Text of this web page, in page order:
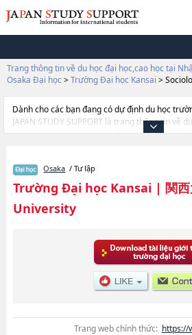
Trang thông tin về du học đại học,cao học tại
Osaka Đại học > Trường Đại học Kansai >
Dành cho các bạn đang có dự định du học
JAPAN STUDY SUPPORT là trang thông tin về
học sinh nước ngoài, được đồng vận hành bởi
KansaihoặcNgành LettershoặcNgành
EconomicshoặcNgành Business and
SociologyhoặcNgành Policy
beinghoặcNgành InformaticshoặcNgành Safety
and Bioengineering của Trường Đại học
về từng ngành học, nên nếu bạn đang tìm hiểu
tới Trường Đại học Kansai thì hãy sử dụng
cả thông tin của khoảng 1.300 trường đại học,
ngắn hạn, trường chuyên môn đang tiếp nhận
Osaka / Tư lập
Trường Đại học Kansai| 関
University
Trang web chính thức: https://